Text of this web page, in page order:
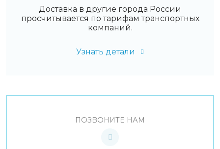
Доставка в другие города России
просчитывается по тарифам транспортных
компаний.
Узнать детали
ПОЗВОНИТЕ НАМ